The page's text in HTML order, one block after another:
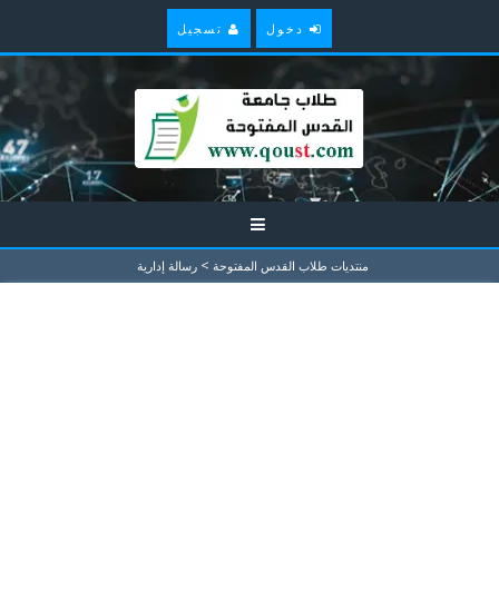
دخول تسجيل
منتديات طلاب القدس المفتوحة > رسالة إدارية